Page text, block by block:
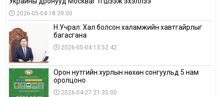
2026-05-04 18:39:00
Н.Учрал: Хал болсон халамжийн хавтгайрлыг
багасгана
2026-05-04 13:52:42
Орон нутгийн хурлын нөхөн сонгуульд 5 нам
оролцоно
2026-04-27 21:35:00